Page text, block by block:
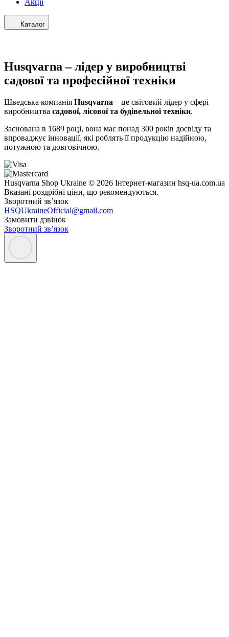
Каталог
Husqvarna – лідер у виробництві
садової та професійної техніки
Шведська компанія Husqvarna – це світовий лідер у сфері
виробництва садової, лісової та будівельної техніки.
Заснована в 1689 році, вона має понад 300 років досвіду та
впроваджує інновації, які роблять її продукцію надійною,
потужною та довговічною.
Husqvarna Shop Ukraine © 2026 Інтернет-магазин hsq-ua.com.ua
Вказані роздрібні ціни, що рекомендуються.
Зворотний зв’язок
HSQUkraineOfficial@gmail.com
Замовити дзвінок
Зворотний зв’язок